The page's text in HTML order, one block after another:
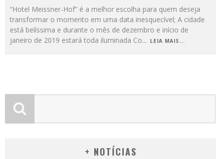
“Hotel Meissner-Hof” é a melhor escolha para quem deseja
transformar o momento em uma data inesquecível; A cidade
está belíssima e durante o mês de dezembro e início de
janeiro de 2019 estará toda iluminada Co... LEIA MAIS...
+ NOTÍCIAS